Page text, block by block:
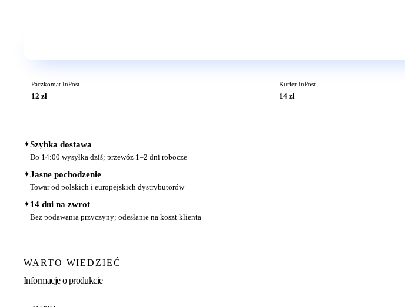
Paczkomat InPost
12 zł
Kurier InPost
14 zł
✦Szybka dostawa
Do 14:00 wysyłka dziś; przewóz 1–2 dni robocze
✦Jasne pochodzenie
Towar od polskich i europejskich dystrybutorów
✦14 dni na zwrot
Bez podawania przyczyny; odesłanie na koszt klienta
WARTO WIEDZIEĆ
Informacje o produkcie